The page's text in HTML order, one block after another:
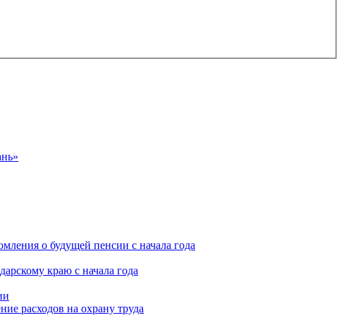
о будущей пенсии с начала года
краю с начала года
расходов на охрану труда